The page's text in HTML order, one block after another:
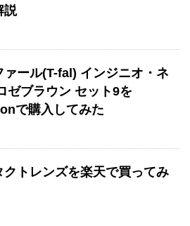
説
ァール(T-fal) インジニオ・ネ
ゼブラウン セット9を
で購入してみた
クトレンズを楽天で買ってみ